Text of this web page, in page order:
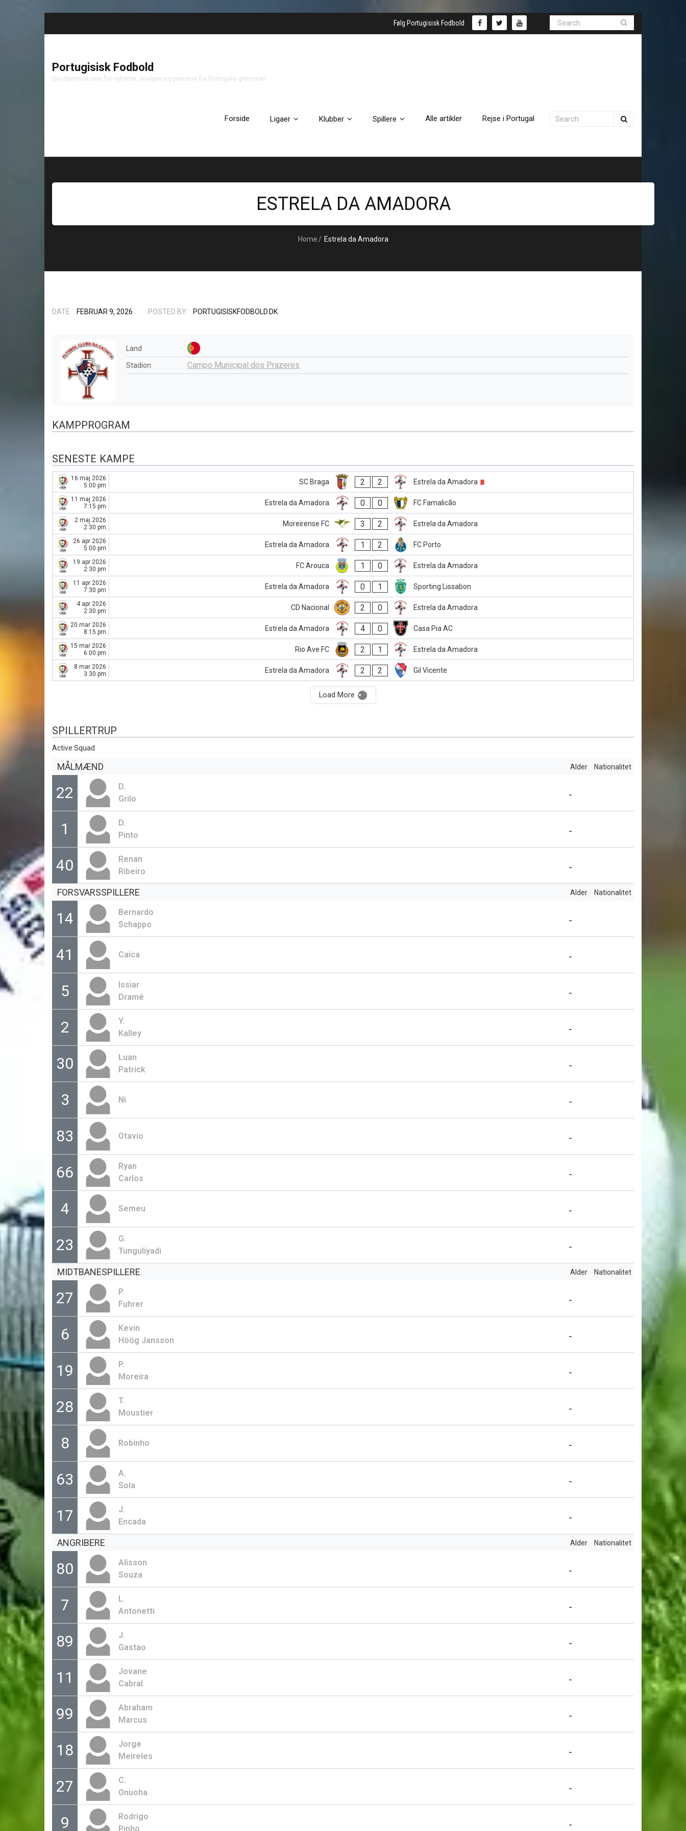
Følg Portugisisk Fodbold
Portugisisk Fodbold
Din hjemmebane for nyheder, analyse og passion fra Portugals grønsvær
Forside Ligaer Klubber Spillere Alle artikler Rejse i Portugal
ESTRELA DA AMADORA
Home / Estrela da Amadora
DATE: FEBRUAR 9, 2026 POSTED BY: PORTUGISISKFODBOLD.DK
Land
Stadion Campo Municipal dos Prazeres
KAMPPROGRAM
SENESTE KAMPE
16 maj 2026
5:00 pm
SC Braga 2 2 Estrela da Amadora
11 maj 2026
7:15 pm
Estrela da Amadora 0 0 FC Famalicão
2 maj 2026
2:30 pm
Moreirense FC 3 2 Estrela da Amadora
26 apr 2026
5:00 pm
Estrela da Amadora 1 2 FC Porto
19 apr 2026
2:30 pm
FC Arouca 1 0 Estrela da Amadora
11 apr 2026
7:30 pm
Estrela da Amadora 0 1 Sporting Lissabon
4 apr 2026
2:30 pm
CD Nacional 2 0 Estrela da Amadora
20 mar 2026
8:15 pm
Estrela da Amadora 4 0 Casa Pia AC
15 mar 2026
6:00 pm
Rio Ave FC 2 1 Estrela da Amadora
8 mar 2026
3:30 pm
Estrela da Amadora 2 2 Gil Vicente
Load More
SPILLERTRUP
Active Squad
MÅLMÆND Alder Nationalitet
22
D.
Grilo
-
1
D.
Pinto
-
40
Renan
Ribeiro
-
FORSVARSSPILLERE Alder Nationalitet
14
Bernardo
Schappo
-
41 Caica -
5
Issiar
Dramé
-
2
Y.
Kalley
-
30
Luan
Patrick
-
3 Ni -
83 Otavio -
66
Ryan
Carlos
-
4 Semeu -
23
G.
Tunguliyadi
-
MIDTBANESPILLERE Alder Nationalitet
27
P.
Fuhrer
-
6
Kevin
Höög Jansson
-
19
P.
Moreira
-
28
T.
Moustier
-
8 Robinho -
63
A.
Sola
-
17
J.
Encada
-
ANGRIBERE Alder Nationalitet
80
Alisson
Souza
-
7
L.
Antonetti
-
89
J.
Gastao
-
11
Jovane
Cabral
-
99
Abraham
Marcus
-
18
Jorge
Meireles
-
27
C.
Onuoha
-
9
Rodrigo
Pinho
-